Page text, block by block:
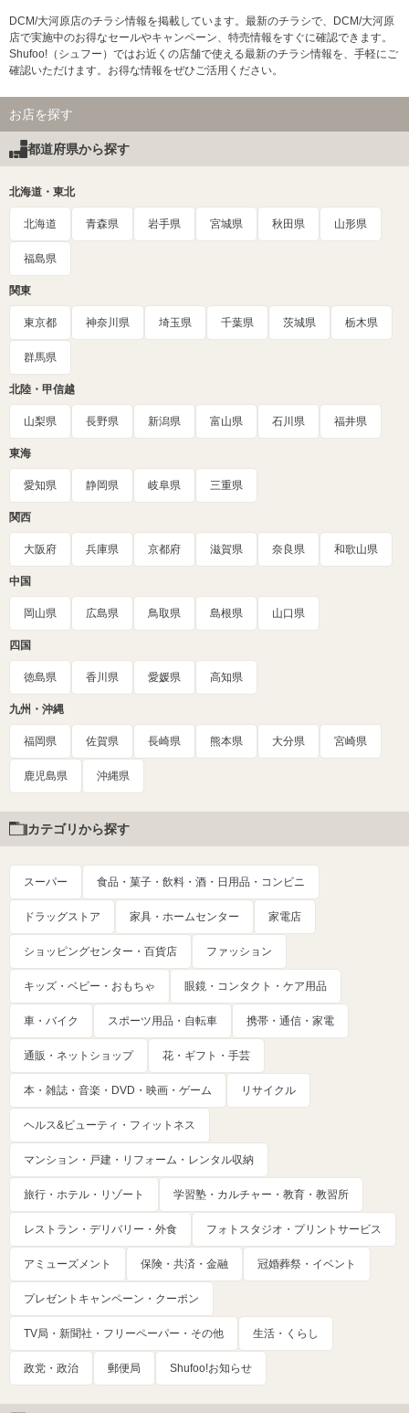
DCM/大河原店のチラシ情報を掲載しています。最新のチラシで、DCM/大河原
店で実施中のお得なセールやキャンペーン、特売情報をすぐに確認できます。
Shufoo!（シュフー）ではお近くの店舗で使える最新のチラシ情報を、手軽にご
確認いただけます。お得な情報をぜひご活用ください。
お店を探す
都道府県から探す
北海道・東北
北海道 青森県 岩手県 宮城県 秋田県 山形県
福島県
関東
東京都 神奈川県 埼玉県 千葉県 茨城県 栃木県
群馬県
北陸・甲信越
山梨県 長野県 新潟県 富山県 石川県 福井県
東海
愛知県 静岡県 岐阜県 三重県
関西
大阪府 兵庫県 京都府 滋賀県 奈良県 和歌山県
中国
岡山県 広島県 鳥取県 島根県 山口県
四国
徳島県 香川県 愛媛県 高知県
九州・沖縄
福岡県 佐賀県 長崎県 熊本県 大分県 宮崎県
鹿児島県 沖縄県
カテゴリから探す
スーパー 食品・菓子・飲料・酒・日用品・コンビニ
ドラッグストア 家具・ホームセンター 家電店
ショッピングセンター・百貨店 ファッション
キッズ・ベビー・おもちゃ 眼鏡・コンタクト・ケア用品
車・バイク スポーツ用品・自転車 携帯・通信・家電
通販・ネットショップ 花・ギフト・手芸
本・雑誌・音楽・DVD・映画・ゲーム リサイクル
ヘルス&ビューティ・フィットネス
マンション・戸建・リフォーム・レンタル収納
旅行・ホテル・リゾート 学習塾・カルチャー・教育・教習所
レストラン・デリバリー・外食 フォトスタジオ・プリントサービス
アミューズメント 保険・共済・金融 冠婚葬祭・イベント
プレゼントキャンペーン・クーポン
TV局・新聞社・フリーペーパー・その他 生活・くらし
政党・政治 郵便局 Shufoo!お知らせ